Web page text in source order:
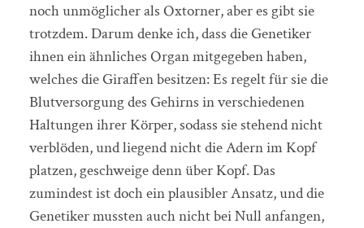
noch unmöglicher als Oxtorner, aber es gibt sie
trotzdem. Darum denke ich, dass die Genetiker
ihnen ein ähnliches Organ mitgegeben haben,
welches die Giraffen besitzen: Es regelt für sie die
Blutversorgung des Gehirns in verschiedenen
Haltungen ihrer Körper, sodass sie stehend nicht
verblöden, und liegend nicht die Adern im Kopf
platzen, geschweige denn über Kopf. Das
zumindest ist doch ein plausibler Ansatz, und die
Genetiker mussten auch nicht bei Null anfangen,